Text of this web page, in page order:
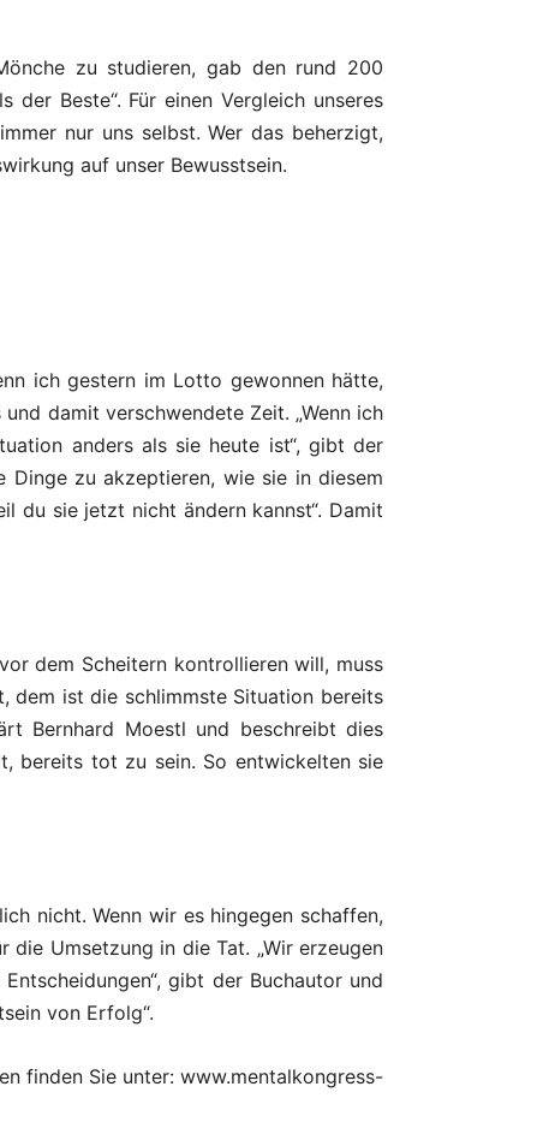
zu studieren, gab den rund 200
Beste“. Für einen Vergleich unseres
nur uns selbst. Wer das beherzigt,
auf unser Bewusstsein.
ich gestern im Lotto gewonnen hätte,
damit verschwendete Zeit. „Wenn ich
anders als sie heute ist“, gibt der
zu akzeptieren, wie sie in diesem
du sie jetzt nicht ändern kannst“. Damit
dem Scheitern kontrollieren will, muss
dem ist die schlimmste Situation bereits
Bernhard Moestl und beschreibt dies
bereits tot zu sein. So entwickelten sie
nicht. Wenn wir es hingegen schaffen,
Umsetzung in die Tat. „Wir erzeugen
gibt der Buchautor und
von Erfolg“.
finden Sie unter: www.mentalkongress-